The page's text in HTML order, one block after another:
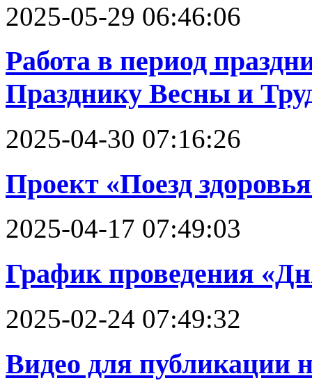
2025-05-29 06:46:06
Работа в период
Празднику Весны и
2025-04-30 07:16:26
Проект «Поезд
2025-04-17 07:49:03
График проведения
2025-02-24 07:49:32
Видео для публикации